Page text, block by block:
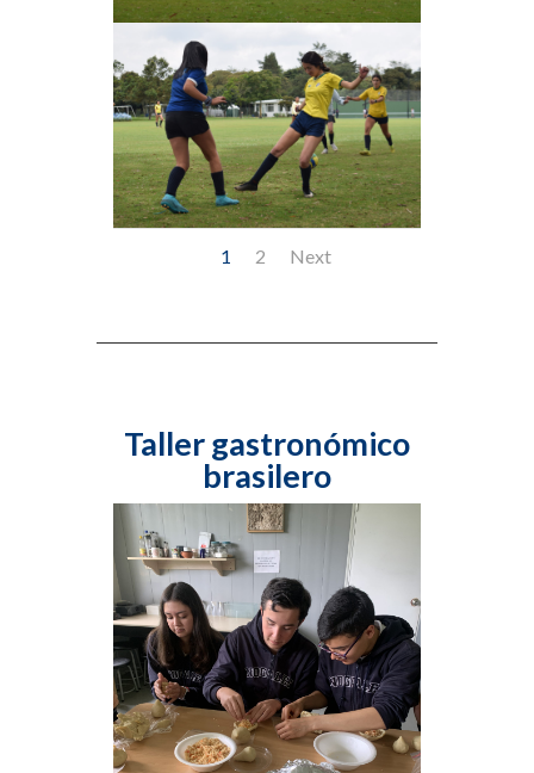
1 2 Next
Taller gastronómico
brasilero